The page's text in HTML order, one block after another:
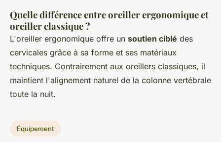
Quelle différence entre oreiller ergonomique et
oreiller classique ?
L'oreiller ergonomique offre un soutien ciblé des
cervicales grâce à sa forme et ses matériaux
techniques. Contrairement aux oreillers classiques, il
maintient l'alignement naturel de la colonne vertébrale
toute la nuit.
Équipement